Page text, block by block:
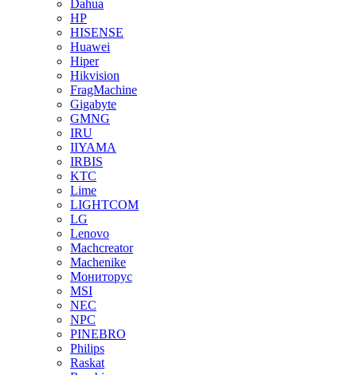
Dahua
HP
HISENSE
Huawei
Hiper
Hikvision
FragMachine
Gigabyte
GMNG
IRU
IIYAMA
IRBIS
KTC
Lime
LIGHTCOM
LG
Lenovo
Machcreator
Machenike
Мониторус
MSI
NEC
NPC
PINEBRO
Philips
Raskat